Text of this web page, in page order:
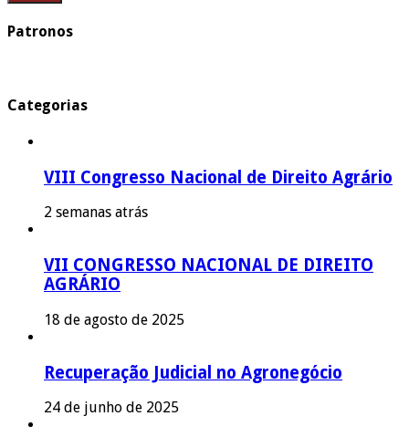
Patronos
Categorias
VIII Congresso Nacional de Direito Agrário
2 semanas atrás
VII CONGRESSO NACIONAL DE DIREITO
AGRÁRIO
18 de agosto de 2025
Recuperação Judicial no Agronegócio
24 de junho de 2025